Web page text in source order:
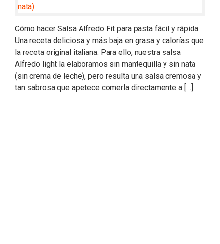
Cómo hacer Salsa Alfredo Fit para pasta fácil y rápida.
Una receta deliciosa y más baja en grasa y calorías que
la receta original italiana. Para ello, nuestra salsa
Alfredo light la elaboramos sin mantequilla y sin nata
(sin crema de leche), pero resulta una salsa cremosa y
tan sabrosa que apetece comerla directamente a […]